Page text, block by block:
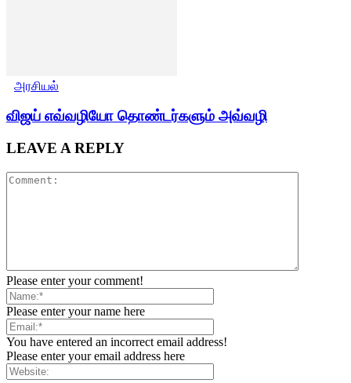
அரசியல்
விஜய் எவ்வழியோ தொண்டர்களும் அவ்வழி
LEAVE A REPLY
Please enter your comment!
Please enter your name here
You have entered an incorrect email address!
Please enter your email address here